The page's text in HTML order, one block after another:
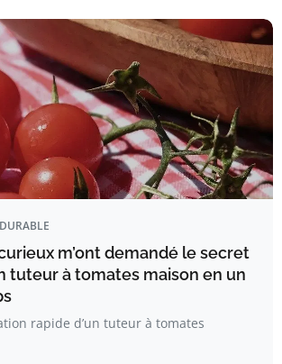
m’ont demandé le secret
tuteur à tomates maison en un
rapide d’un tuteur à tomates